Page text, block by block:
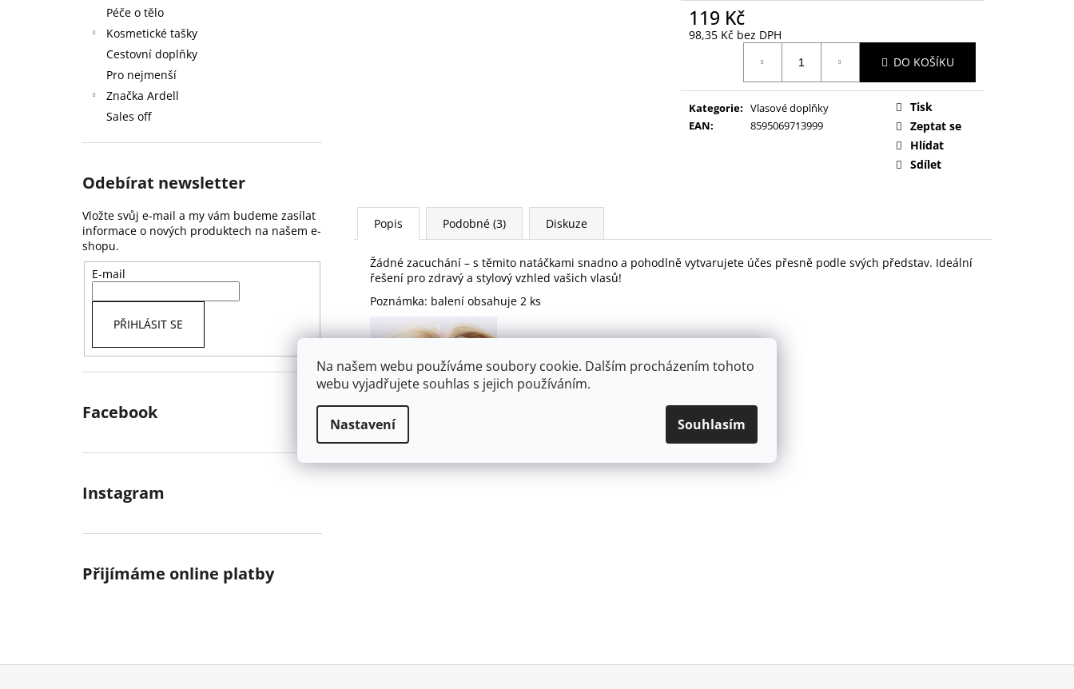
Na našem webu používáme soubory cookie. Dalším procházením tohoto
webu vyjadřujete souhlas s jejich používáním.
Nastavení Souhlasím
Péče o tělo
Kosmetické tašky
Cestovní doplňky
Pro nejmenší
Značka Ardell
Sales off
Odebírat newsletter
Vložte svůj e-mail a my vám budeme zasílat
informace o nových produktech na našem e-
shopu.
E-mail
PŘIHLÁSIT SE
Facebook
Instagram
Přijímáme online platby
119 Kč
98,35 Kč bez DPH
DO KOŠÍKU
Kategorie: Vlasové doplňky
EAN: 8595069713999
Tisk
Zeptat se
Hlídat
Sdílet
Popis Podobné (3) Diskuze
Žádné zacuchání – s těmito natáčkami snadno a pohodlně vytvarujete účes přesně podle svých představ. Ideální
řešení pro zdravý a stylový vzhled vašich vlasů!
Poznámka: balení obsahuje 2 ks